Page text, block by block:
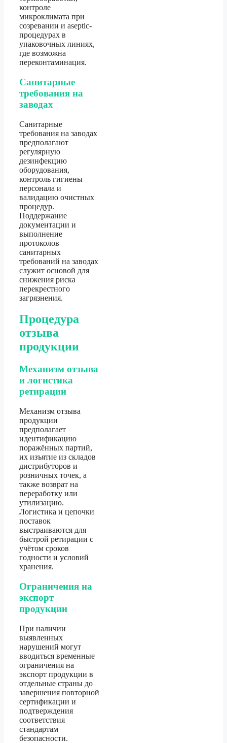
контроле
микроклимата при
созревании и aseptic-
процедурах в
упаковочных линиях,
где возможна
переконтаминация.
Санитарные
требования на
заводах
Санитарные
требования на заводах
предполагают
регулярную
дезинфекцию
оборудования,
контроль гигиены
персонала и
валидацию очистных
процедур.
Поддержание
документации и
выполнение
протоколов
санитарных
требований на заводах
служит основой для
снижения риска
перекрестного
загрязнения.
Процедура
отзыва
продукции
Механизм отзыва
и логистика
ретирации
Механизм отзыва
продукции
предполагает
идентификацию
поражённых партий,
их изъятие из складов
дистрибуторов и
розничных точек, а
также возврат на
переработку или
утилизацию.
Логистика и цепочки
поставок
выстраиваются для
быстрой ретирации с
учётом сроков
годности и условий
хранения.
Ограничения на
экспорт
продукции
При наличии
выявленных
нарушений могут
вводиться временные
ограничения на
экспорт продукции в
отдельные страны до
завершения повторной
сертификации и
подтверждения
соответствия
стандартам
безопасности.